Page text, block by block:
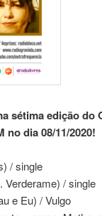
sétima edição
no dia 08/11/2020!
/ single
Verderame) / single
e Eu) / Vulgo